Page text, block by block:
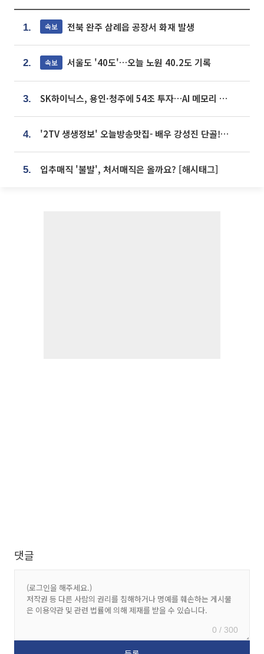
1. 속보 전북 완주 삼례읍 공장서 화재 발생
2. 속보 서울도 '40도'…오늘 노원 40.2도 기록
3. SK하이닉스, 용인·청주에 54조 투자…AI 메모리 생산기지 키운다
4. '2TV 생생정보' 오늘방송맛집- 배우 강성진 단골! 쌀국수ㆍ푸팟퐁 커리 맛집 '블○○○'
5. 입추매직 '불발', 처서매직은 올까요? [해시태그]
댓글
0 / 300